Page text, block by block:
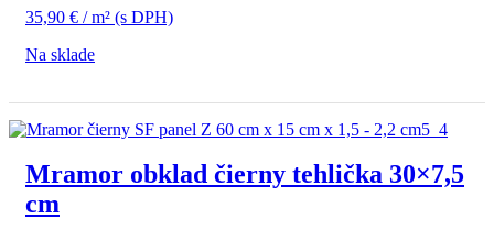
35,90 € / m² (s DPH)
Na sklade
Mramor obklad čierny tehlička 30×7,5
cm